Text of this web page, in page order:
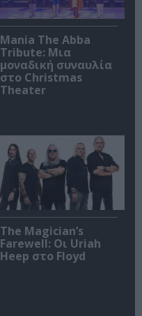
Mania The Abba
Tribute: Μια
μοναδική συναυλία
στο Christmas
Theater
The Magician’s
Farewell: Οι Uriah
Heep στο Floyd